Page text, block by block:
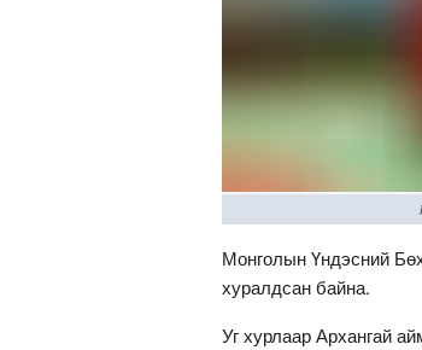
Монголын Үндэсний
хуралдсан байна.
Уг хурлаар Архангай